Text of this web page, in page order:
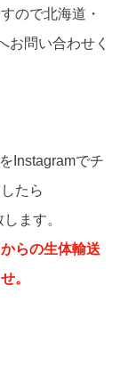
ので北海道・
お問い合わせく
Instagramでチ
たら
ます。
らの生体輸送
。